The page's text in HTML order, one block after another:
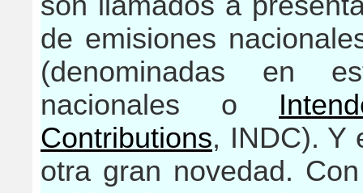
de emisiones
(denominadas en
nacionales o
Contributions, INDC). Y
otra gran novedad.